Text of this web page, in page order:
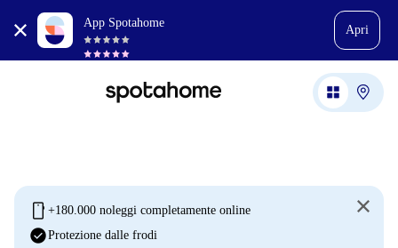
App Spotahome
Apri
mobile +180.000 noleggi completamente online
check_circleProtezione dalle frodi